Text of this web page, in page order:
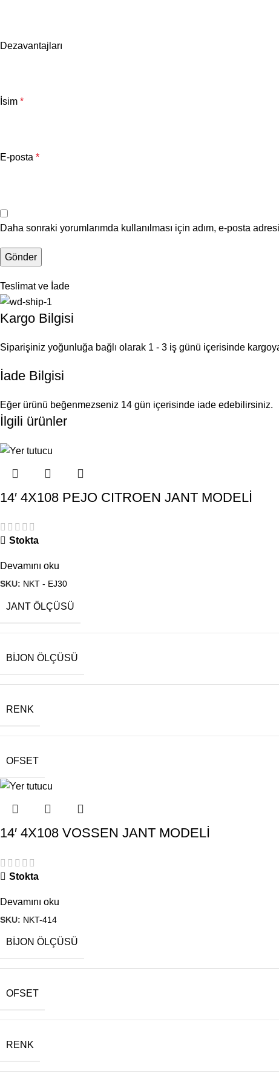
Dezavantajları
İsim *
E-posta *
Daha sonraki yorumlarımda kullanılması için adım, e-posta
Teslimat ve İade
Kargo Bilgisi
Siparişiniz yoğunluğa bağlı olarak 1 - 3 iş günü içerisinde
İade Bilgisi
Eğer ürünü beğenmezseniz 14 gün içerisinde iade edebilirsiniz.
İlgili ürünler
14′ 4X108 PEJO CITROEN JANT MODELİ
Stokta
Devamını oku
SKU: NKT - EJ30
JANT ÖLÇÜSÜ
BIJON ÖLÇÜSÜ
RENK
OFSET
14′ 4X108 VOSSEN JANT MODELİ
Stokta
Devamını oku
SKU: NKT-414
BIJON ÖLÇÜSÜ
OFSET
RENK